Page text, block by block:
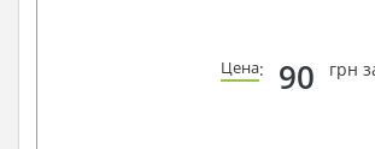
Цена: 90 грн